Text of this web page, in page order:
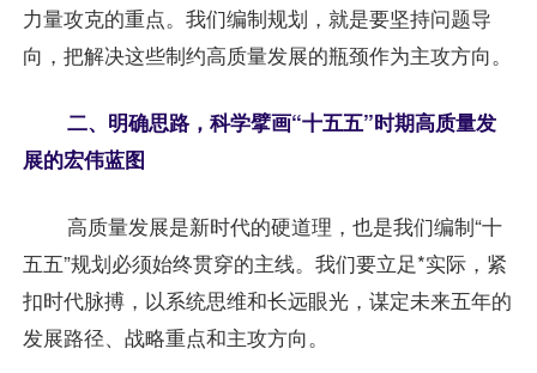
力量攻克的重点。我们编制规划，就是要坚持问题导
向，把解决这些制约高质量发展的瓶颈作为主攻方向。
二、明确思路，科学擘画“十五五”时期高质量发
展的宏伟蓝图
高质量发展是新时代的硬道理，也是我们编制“十
五五”规划必须始终贯穿的主线。我们要立足*实际，紧
扣时代脉搏，以系统思维和长远眼光，谋定未来五年的
发展路径、战略重点和主攻方向。